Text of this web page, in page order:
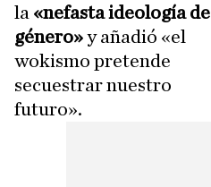
la «nefasta ideología de
género»y añadió «el
wokismo pretende
secuestrar nuestro
futuro».